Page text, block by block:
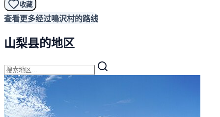
收藏
查看更多经过鳴沢村的路线
山梨县的地区